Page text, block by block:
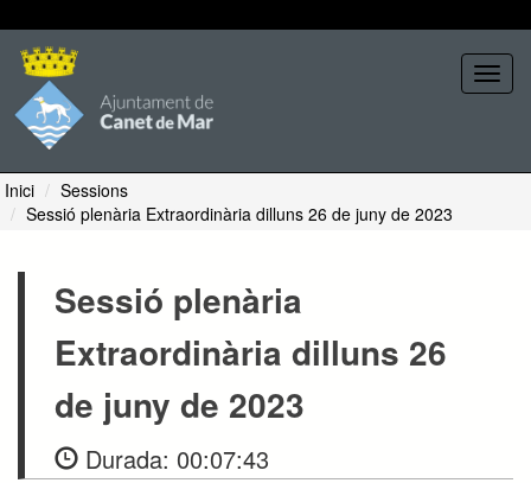
Inici
Sessions
Sessió plenària Extraordinària dilluns 26 de juny de 2023
Sessió plenària
Extraordinària dilluns 26
de juny de 2023
Durada: 00:07:43